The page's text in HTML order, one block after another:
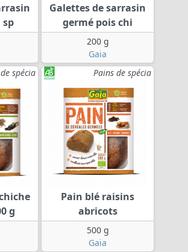
sp
Galettes de sarrasin
germé pois chi
200 g
Gaia
spécia
g
Pains de spécia
Pain blé raisins
abricots
500 g
Gaia